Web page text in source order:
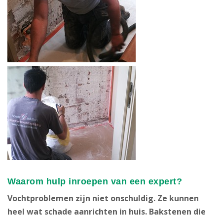
Waarom hulp inroepen van een expert?
Vochtproblemen zijn niet onschuldig. Ze kunnen
heel wat schade aanrichten in huis. Bakstenen die